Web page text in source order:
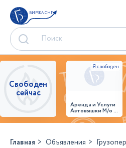
БИРЖА СНГ
Свободен
сейчас
Аренда и Услуги
Автовышки М/о г.
Домодедово
26,28,32 место
Главная Объявления